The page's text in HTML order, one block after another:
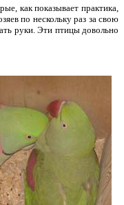
как показывает практика,
по нескольку раз за свою
руки. Эти птицы довольно